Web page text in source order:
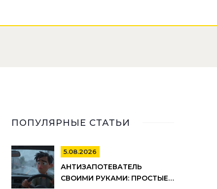
ПОПУЛЯРНЫЕ СТАТЬИ
5.08.2026
АНТИЗАПОТЕВАТЕЛЬ
СВОИМИ РУКАМИ: ПРОСТЫЕ